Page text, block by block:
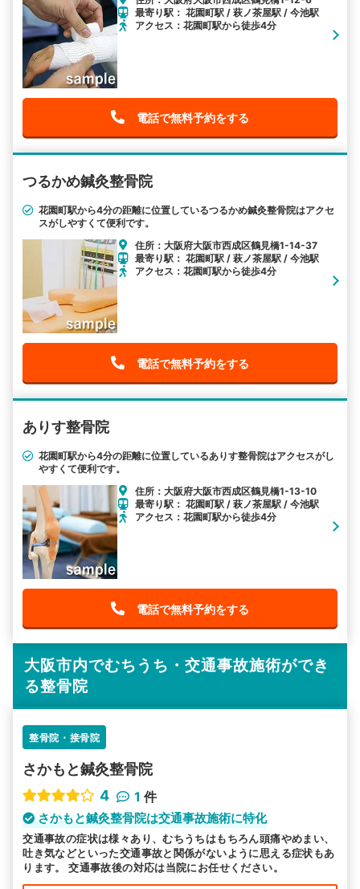
最寄り駅： 花園町駅 / 萩ノ茶屋駅 / 今池駅
アクセス：花園町駅から徒歩4分
電話で無料予約をする
つるかめ鍼灸整骨院
花園町駅から4分の距離に位置しているつるかめ鍼灸整骨院はアクセ
スがしやすくて便利です。
住所：大阪府大阪市西成区鶴見橋1-14-37
最寄り駅： 花園町駅 / 萩ノ茶屋駅 / 今池駅
アクセス：花園町駅から徒歩4分
電話で無料予約をする
ありす整骨院
花園町駅から4分の距離に位置しているありす整骨院はアクセスがし
やすくて便利です。
住所：大阪府大阪市西成区鶴見橋1-13-10
最寄り駅： 花園町駅 / 萩ノ茶屋駅 / 今池駅
アクセス：花園町駅から徒歩4分
電話で無料予約をする
大阪市内でむちうち・交通事故施術ができ
る整骨院
整骨院・接骨院
さかもと鍼灸整骨院
4
1 件
さかもと鍼灸整骨院は交通事故施術に特化
交通事故の症状は様々あり、むちうちはもちろん頭痛やめまい、
吐き気などといった交通事故と関係がないように思える症状もあ
ります。 交通事故後の対応は当院にお任せください。